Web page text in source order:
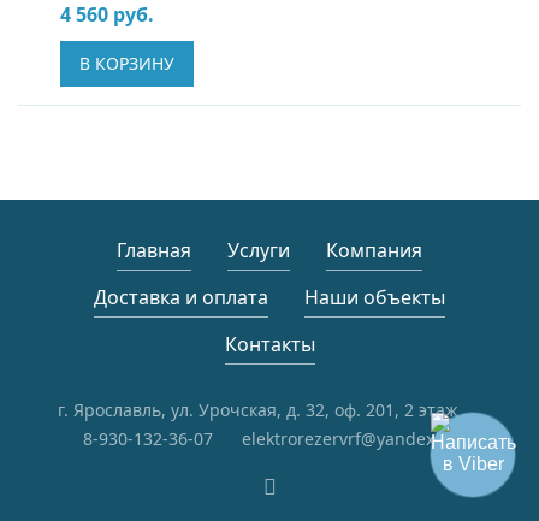
4 560 руб.
В КОРЗИНУ
Главная Услуги
Компания
Доставка и оплата
Наши объекты
Контакты
г. Ярославль, ул. Урочская, д. 32, оф. 201, 2 этаж
8-930-132-36-07
elektrorezervrf@yandex.ru